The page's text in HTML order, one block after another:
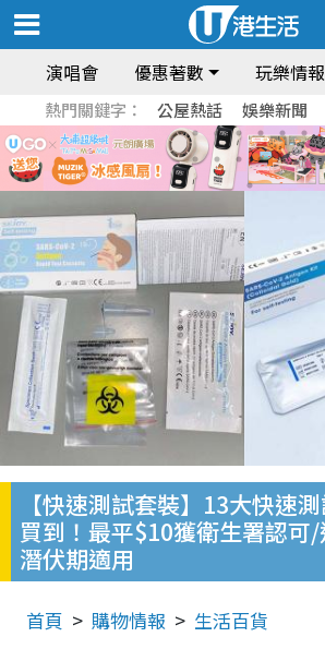
演唱會 優惠著數 玩樂情報
熱門關鍵字： 公屋熱話 娛樂新聞
【快速測試套裝】13大快速
買到！最平$10獲衛生署認可
潛伏期適用
首頁 購物情報 生活百貨